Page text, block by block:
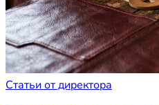
Статьи от директора